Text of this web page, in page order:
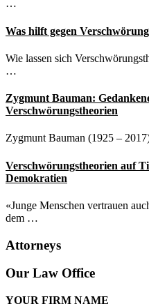
…
Was hilft gegen
Wie lassen sich
…
Zygmunt Bauman:
Verschwörungstheorien
Zygmunt Bauman (1925 –
Verschwörungstheorien auf
Demokratien
«Junge Menschen vertrauen
dem …
Attorneys
Site
Footer
Our Law Office
YOUR FIRM NAME